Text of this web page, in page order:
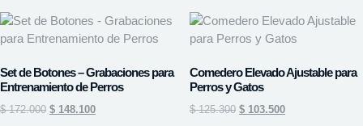
Set de Botones – Grabaciones para
Entrenamiento de Perros
$172.000 $ 148.100
Comedero Elevado Ajustable para
Perros y Gatos
$125.300 $ 103.500